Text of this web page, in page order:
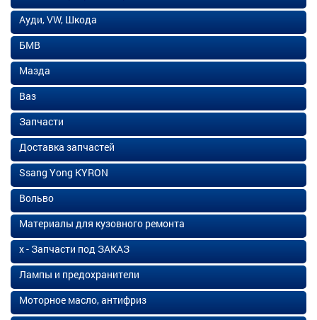
Ауди, VW, Шкода
БМВ
Мазда
Ваз
Запчасти
Доставка запчастей
Ssang Yong KYRON
Вольво
Материалы для кузовного ремонта
х - Запчасти под ЗАКАЗ
Лампы и предохранители
Моторное масло, антифриз